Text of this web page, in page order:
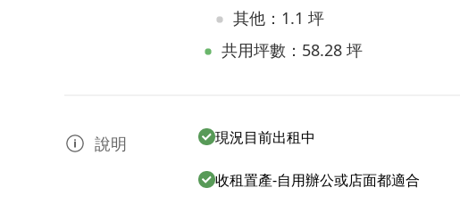
其他：1.1 坪
共用坪數：58.28 坪
說明 現況目前出租中
收租置產-自用辦公或店面都適合